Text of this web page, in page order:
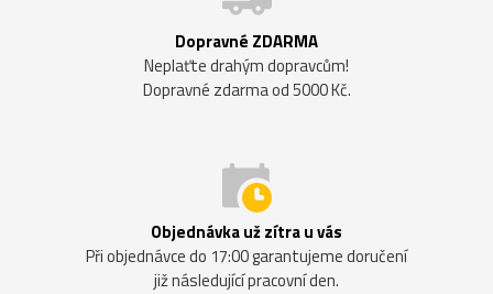
Dopravné ZDARMA
Neplaťte drahým dopravcům!
Dopravné zdarma od 5000 Kč.
Objednávka už zítra u vás
Při objednávce do 17:00 garantujeme doručení
již následující pracovní den.